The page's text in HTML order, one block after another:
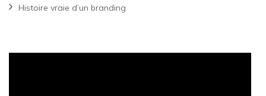
Histoire vraie d’un branding